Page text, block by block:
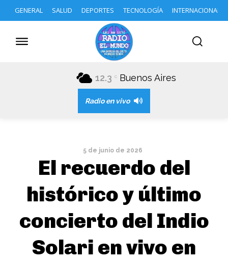
GENERAL SALUD DEPORTES TECNOLOGÍA INTERNACIONAL
12.3 C Buenos Aires
Radio en vivo
5 de junio de 2026
El recuerdo del
histórico y último
concierto del Indio
Solari en vivo en